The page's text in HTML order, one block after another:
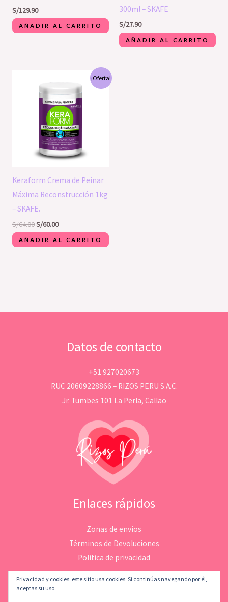
S/129.90
AÑADIR AL CARRITO
300ml – SKAFE
S/27.90
AÑADIR AL CARRITO
¡Oferta!
Keraform Crema de Peinar
Máxima Reconstrucción 1kg
– SKAFE.
S/64.00
original
era:
S/64.00.
S/60.00
actual
es:
S/60.00.
AÑADIR AL CARRITO
Datos de contacto
+51 927020673
RUC 20609228866 – RIZOS PERU S.A.C.
Jr. Tumbes 101 La Perla, Callao
Enlaces rápidos
Zonas de envios
Términos de Devoluciones
Politica de privacidad
Privacidad y cookies: este sitio usa cookies. Si continúas navegando por él,
aceptas su uso.